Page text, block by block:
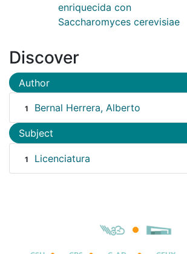
enriquecida con
Saccharomyces cerevisiae
Discover
Author
1 Bernal Herrera, Alberto
Subject
1 Licenciatura